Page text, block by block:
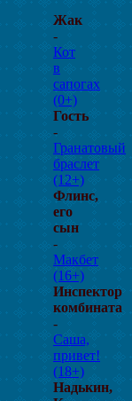
Жак
-
Кот
в
сапогах
(0+)
Гость
-
Гранатовый
браслет
(12+)
Флинс,
его
сын
-
Макбет
(16+)
Инспектор
комбината
-
Саша,
привет!
(18+)
Надькин,